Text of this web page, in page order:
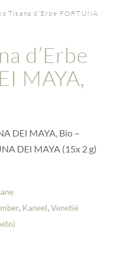
Tisana d’Erbe FORTUNA
d’Erbe
MAYA,
DEI MAYA, Bio –
DEI MAYA (15x 2 g)
, Kaneel,Venetië